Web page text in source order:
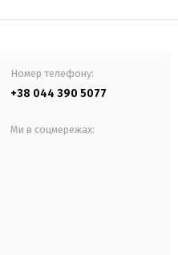
Номер телефону:
+38 044 390 5077
Ми в соцмережах: